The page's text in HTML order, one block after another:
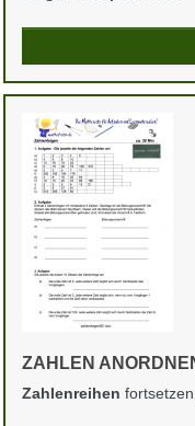
ZAHLEN
Zahlenreihen fortsetzen,